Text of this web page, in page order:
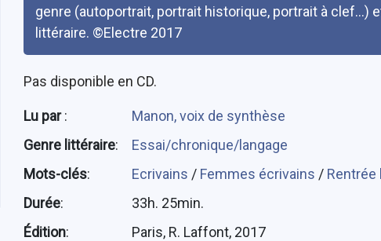
genre (autoportrait, portrait historique, portrait à clef...)
littéraire. ©Electre 2017
Pas disponible en CD.
Lu par:
Manon, voix de synthèse
Genre littéraire:
Essai/chronique/langage
Mots-clés: Ecrivains / Femmes écrivains / Rentrée
Durée:
33h. 25min.
Édition:
Paris, R. Laffont, 2017